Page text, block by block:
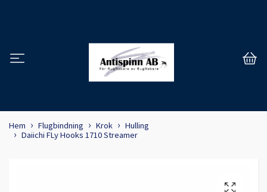
Hem Flugbindning Krok
Hulling
Daiichi FLy Hooks 1710 Streamer